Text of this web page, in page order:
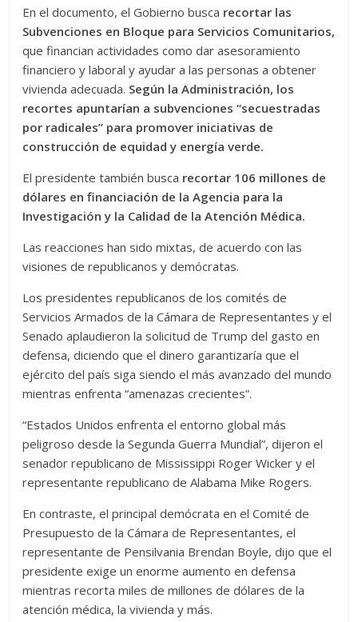
En el documento, el Gobierno busca recortar las
Subvenciones en Bloque para Servicios Comunitarios,
que financian actividades como dar asesoramiento
financiero y laboral y ayudar a las personas a obtener
vivienda adecuada. Según la Administración, los
recortes apuntarían a subvenciones “secuestradas
por radicales” para promover iniciativas de
construcción de equidad y energía verde.
El presidente también busca recortar 106 millones de
dólares en financiación de la Agencia para la
Investigación y la Calidad de la Atención Médica.
Las reacciones han sido mixtas, de acuerdo con las
visiones de republicanos y demócratas.
Los presidentes republicanos de los comités de
Servicios Armados de la Cámara de Representantes y el
Senado aplaudieron la solicitud de Trump del gasto en
defensa, diciendo que el dinero garantizaría que el
ejército del país siga siendo el más avanzado del mundo
mientras enfrenta “amenazas crecientes”.
“Estados Unidos enfrenta el entorno global más
peligroso desde la Segunda Guerra Mundial”, dijeron el
senador republicano de Mississippi Roger Wicker y el
representante republicano de Alabama Mike Rogers.
En contraste, el principal demócrata en el Comité de
Presupuesto de la Cámara de Representantes, el
representante de Pensilvania Brendan Boyle, dijo que el
presidente exige un enorme aumento en defensa
mientras recorta miles de millones de dólares de la
atención médica, la vivienda y más.